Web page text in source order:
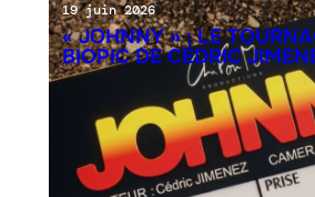
19 juin 2026
« JOHNNY » : LE
BIOPIC DE CÉDRIC